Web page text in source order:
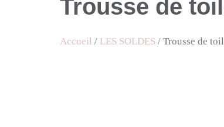
Trousse de
Accueil / LES SOLDES / Trousse de